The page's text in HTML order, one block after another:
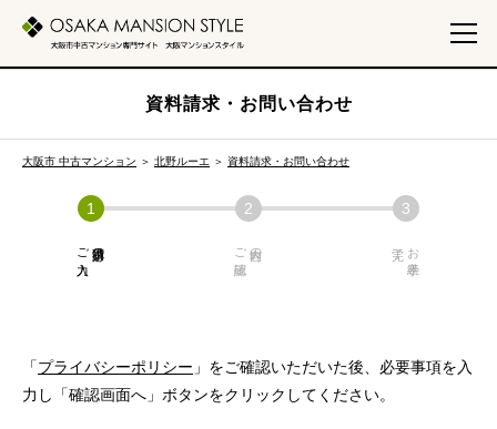
資料請求・お問い合わせ
大阪市 中古マンション ＞ 北野ルーエ ＞ 資料請求・お問い合わせ
必須項目の
ご入力 内容の
ご確認 お手続き
「プライバシーポリシー 」をご確認いただいた後、必要事項を入
力し「確認画面へ」ボタンをクリックしてください。